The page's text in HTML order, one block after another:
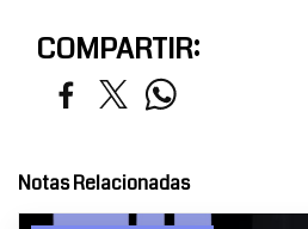
COMPARTIR:
Notas Relacionadas